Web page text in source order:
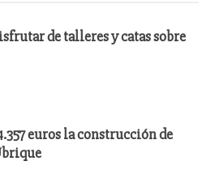
de talleres y catas sobre
euros la construcción de